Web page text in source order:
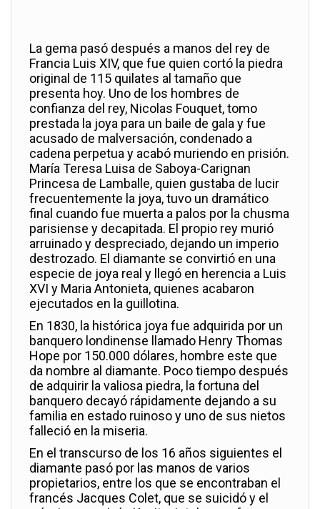
La gema pasó después a manos del rey de
Francia Luis XIV, que fue quien cortó la piedra
original de 115 quilates al tamaño que
presenta hoy. Uno de los hombres de
confianza del rey, Nicolas Fouquet, tomo
prestada la joya para un baile de gala y fue
acusado de malversación, condenado a
cadena perpetua y acabó muriendo en prisión.
María Teresa Luisa de Saboya-Carignan
Princesa de Lamballe, quien gustaba de lucir
frecuentemente la joya, tuvo un dramático
final cuando fue muerta a palos por la chusma
parisiense y decapitada. El propio rey murió
arruinado y despreciado, dejando un imperio
destrozado. El diamante se convirtió en una
especie de joya real y llegó en herencia a Luis
XVI y Maria Antonieta, quienes acabaron
ejecutados en la guillotina.
En 1830, la histórica joya fue adquirida por un
banquero londinense llamado Henry Thomas
Hope por 150.000 dólares, hombre este que
da nombre al diamante. Poco tiempo después
de adquirir la valiosa piedra, la fortuna del
banquero decayó rápidamente dejando a su
familia en estado ruinoso y uno de sus nietos
falleció en la miseria.
En el transcurso de los 16 años siguientes el
diamante pasó por las manos de varios
propietarios, entre los que se encontraban el
francés Jacques Colet, que se suicidó y el